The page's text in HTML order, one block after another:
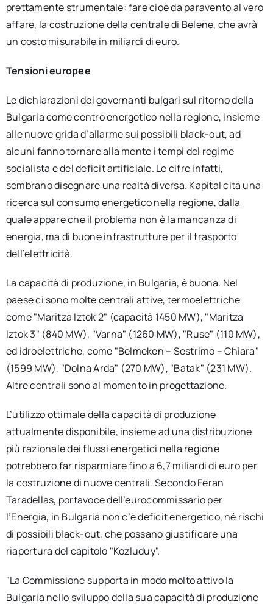
prettamente strumentale: fare cioè da paravento al vero
affare, la costruzione della centrale di Belene, che avrà
un costo misurabile in miliardi di euro.
Tensioni europee
Le dichiarazioni dei governanti bulgari sul ritorno della
Bulgaria come centro energetico nella regione, insieme
alle nuove grida d’allarme sui possibili black-out, ad
alcuni fanno tornare alla mente i tempi del regime
socialista e del deficit artificiale. Le cifre infatti,
sembrano disegnare una realtà diversa. Kapital cita una
ricerca sul consumo energetico nella regione, dalla
quale appare che il problema non è la mancanza di
energia, ma di buone infrastrutture per il trasporto
dell’elettricità.
La capacità di produzione, in Bulgaria, è buona. Nel
paese ci sono molte centrali attive, termoelettriche
come "Maritza Iztok 2" (capacità 1450 MW), "Maritza
Iztok 3" (840 MW), "Varna" (1260 MW), "Ruse" (110 MW),
ed idroelettriche, come "Belmeken – Sestrimo – Chiara"
(1599 MW), "Dolna Arda" (270 MW), "Batak" (231 MW).
Altre centrali sono al momento in progettazione.
L’utilizzo ottimale della capacità di produzione
attualmente disponibile, insieme ad una distribuzione
più razionale dei flussi energetici nella regione
potrebbero far risparmiare fino a 6,7 miliardi di euro per
la costruzione di nuove centrali. Secondo Feran
Taradellas, portavoce dell’eurocommissario per
l’Energia, in Bulgaria non c’è deficit energetico, né rischi
di possibili black-out, che possano giustificare una
riapertura del capitolo "Kozluduy".
"La Commissione supporta in modo molto attivo la
Bulgaria nello sviluppo della sua capacità di produzione